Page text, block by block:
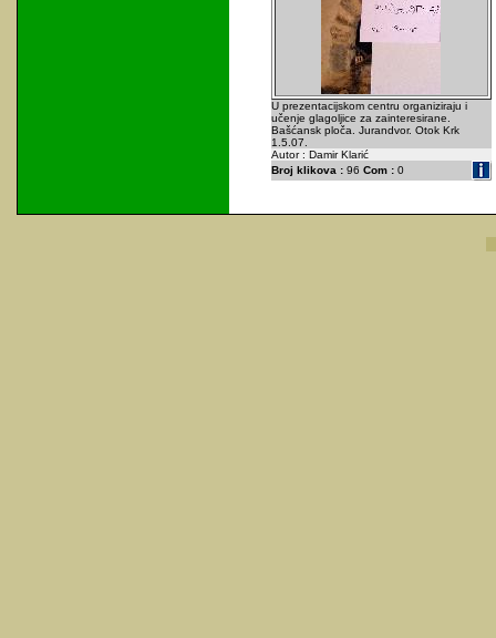
U prezentacijskom centru organiziraju i
učenje glagoljice za zainteresirane.
Bašćansk ploča. Jurandvor. Otok Krk
1.5.07.
Autor : Damir Klarić
Broj klikova :96 Com :0